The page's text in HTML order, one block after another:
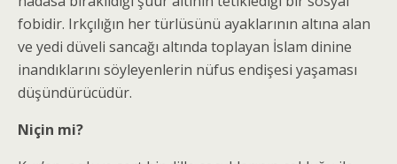
fobidir. Irkçılığın her türlüsünü ayaklarının altına alan
ve yedi düveli sancağı altında toplayan İslam dinine
inandıklarını söyleyenlerin nüfus endişesi yaşaması
düşündürücüdür.
Niçin mi?